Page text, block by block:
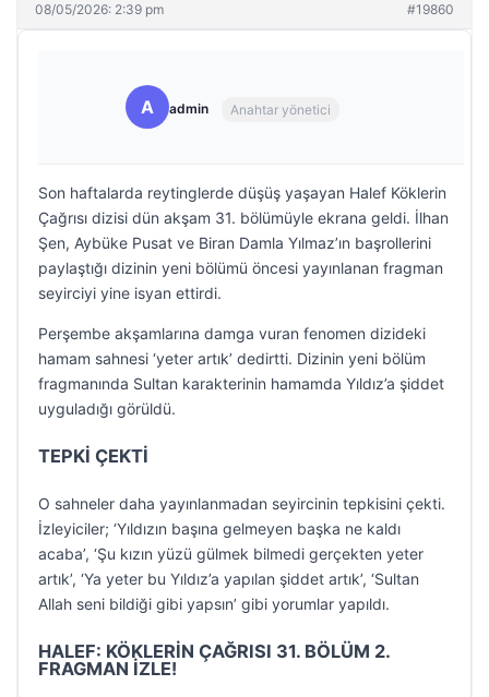
08/05/2026: 2:39 pm #19860
A admin Anahtar yönetici
Son haftalarda reytinglerde düşüş yaşayan Halef Köklerin
Çağrısı dizisi dün akşam 31. bölümüyle ekrana geldi. İlhan
Şen, Aybüke Pusat ve Biran Damla Yılmaz’ın başrollerini
paylaştığı dizinin yeni bölümü öncesi yayınlanan fragman
seyirciyi yine isyan ettirdi.
Perşembe akşamlarına damga vuran fenomen dizideki
hamam sahnesi ‘yeter artık’ dedirtti. Dizinin yeni bölüm
fragmanında Sultan karakterinin hamamda Yıldız’a şiddet
uyguladığı görüldü.
TEPKİ ÇEKTİ
O sahneler daha yayınlanmadan seyircinin tepkisini çekti.
İzleyiciler; ‘Yıldızın başına gelmeyen başka ne kaldı
acaba’, ‘Şu kızın yüzü gülmek bilmedi gerçekten yeter
artık’, ‘Ya yeter bu Yıldız’a yapılan şiddet artık’, ‘Sultan
Allah seni bildiği gibi yapsın’ gibi yorumlar yapıldı.
HALEF: KÖKLERİN ÇAĞRISI 31. BÖLÜM 2.
FRAGMAN İZLE!